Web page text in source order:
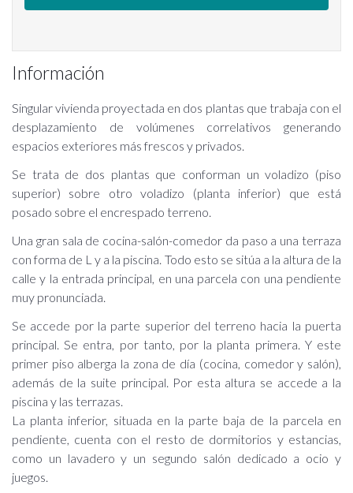
Información
Singular vivienda proyectada en dos plantas que trabaja con el
desplazamiento de volúmenes correlativos generando
espacios exteriores más frescos y privados.
Se trata de dos plantas que conforman un voladizo (piso
superior) sobre otro voladizo (planta inferior) que está
posado sobre el encrespado terreno.
Una gran sala de cocina-salón-comedor da paso a una terraza
con forma de L y a la piscina. Todo esto se sitúa a la altura de la
calle y la entrada principal, en una parcela con una pendiente
muy pronunciada.
Se accede por la parte superior del terreno hacia la puerta
principal. Se entra, por tanto, por la planta primera. Y este
primer piso alberga la zona de día (cocina, comedor y salón),
además de la suite principal. Por esta altura se accede a la
piscina y las terrazas.
La planta inferior, situada en la parte baja de la parcela en
pendiente, cuenta con el resto de dormitorios y estancias,
como un lavadero y un segundo salón dedicado a ocio y
juegos.